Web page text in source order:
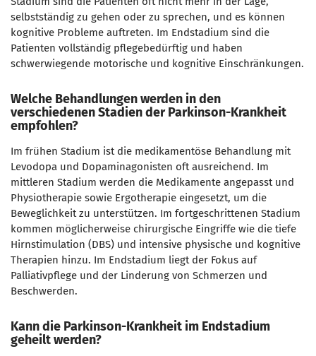
selbstständig zu gehen oder zu sprechen, und es können
kognitive Probleme auftreten. Im Endstadium sind die
Patienten vollständig pflegebedürftig und haben
schwerwiegende motorische und kognitive Einschränkungen.
Welche Behandlungen werden in den
verschiedenen Stadien der Parkinson-Krankheit
empfohlen?
Im frühen Stadium ist die medikamentöse Behandlung mit
Levodopa und Dopaminagonisten oft ausreichend. Im
mittleren Stadium werden die Medikamente angepasst und
Physiotherapie sowie Ergotherapie eingesetzt, um die
Beweglichkeit zu unterstützen. Im fortgeschrittenen Stadium
kommen möglicherweise chirurgische Eingriffe wie die tiefe
Hirnstimulation (DBS) und intensive physische und kognitive
Therapien hinzu. Im Endstadium liegt der Fokus auf
Palliativpflege und der Linderung von Schmerzen und
Beschwerden.
Kann die Parkinson-Krankheit im Endstadium
geheilt werden?